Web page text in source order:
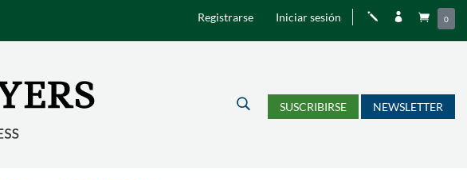
Registrarse Iniciar sesión j   0
U SUSCRIBIRSE NEWSLETTER